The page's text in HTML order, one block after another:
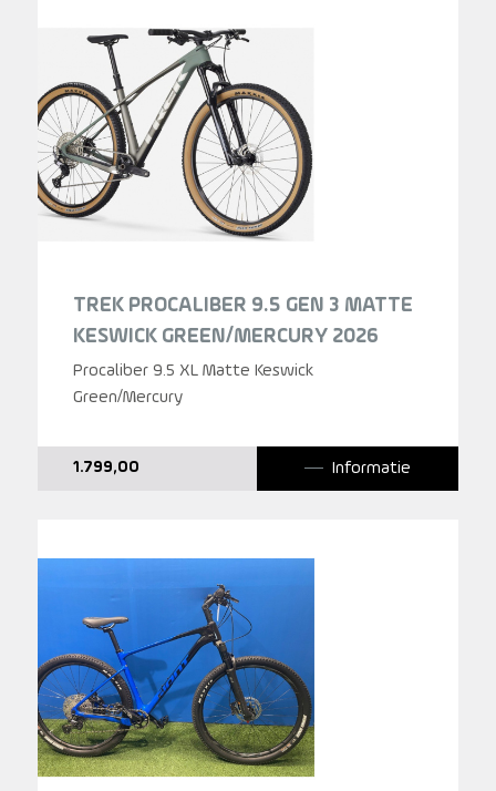
TREK PROCALIBER 9.5 GEN 3 MATTE
KESWICK GREEN/MERCURY 2026
Procaliber 9.5 XL Matte Keswick
Green/Mercury
1.799,00 Informatie